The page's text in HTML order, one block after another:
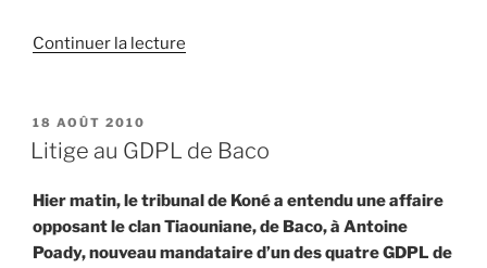
Continuer la lecture
Vavouto
ce
matin »
PUBLIÉ
LE
18 AOÛT 2010
Litige au GDPL de Baco
Hier matin, le tribunal de Koné a entendu une affaire
opposant le clan Tiaouniane, de Baco, à Antoine
Poady, nouveau mandataire d’un des quatre GDPL de